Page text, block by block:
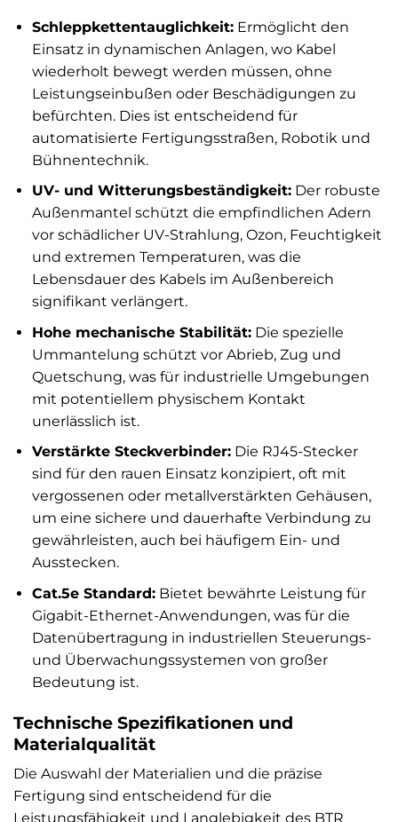
Schleppkettentauglichkeit:Ermöglicht den
Einsatz in dynamischen Anlagen, wo Kabel
wiederholt bewegt werden müssen, ohne
Leistungseinbußen oder Beschädigungen zu
befürchten. Dies ist entscheidend für
automatisierte Fertigungsstraßen, Robotik und
Bühnentechnik.
UV- und Witterungsbeständigkeit:Der robuste
Außenmantel schützt die empfindlichen Adern
vor schädlicher UV-Strahlung, Ozon, Feuchtigkeit
und extremen Temperaturen, was die
Lebensdauer des Kabels im Außenbereich
signifikant verlängert.
Hohe mechanische Stabilität:Die spezielle
Ummantelung schützt vor Abrieb, Zug und
Quetschung, was für industrielle Umgebungen
mit potentiellem physischem Kontakt
unerlässlich ist.
Verstärkte Steckverbinder:Die RJ45-Stecker
sind für den rauen Einsatz konzipiert, oft mit
vergossenen oder metallverstärkten Gehäusen,
um eine sichere und dauerhafte Verbindung zu
gewährleisten, auch bei häufigem Ein- und
Ausstecken.
Cat.5e Standard:Bietet bewährte Leistung für
Gigabit-Ethernet-Anwendungen, was für die
Datenübertragung in industriellen Steuerungs-
und Überwachungssystemen von großer
Bedeutung ist.
Technische Spezifikationen und
Materialqualität
Die Auswahl der Materialien und die präzise
Fertigung sind entscheidend für die
Leistungsfähigkeit und Langlebigkeit des BTR